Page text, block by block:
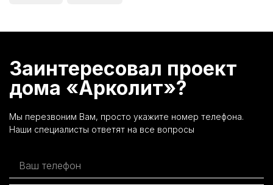
Заинтересовал проект
дома «Арколит»?
Мы перезвоним Вам, просто укажите номер телефона.
Наши специалисты ответят на все вопросы